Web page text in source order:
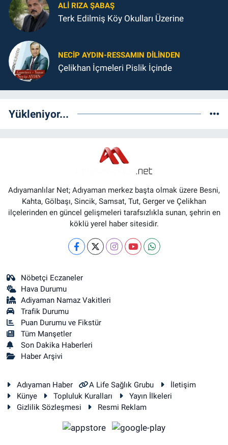
ALI RIZA ŞABAŞ
Terk Edilmiş Köy Okulları Üzerine
NECIP AYDIN-RESSAMIN DILINDEN
Çelikhan İçmeleri Pislik İçinde
Yükleniyor...
Adıyamanlılar Net; Adıyaman merkez başta olmak üzere Besni,
Kahta, Gölbaşı, Sincik, Samsat, Tut, Gerger ve Çelikhan
ilçelerinden en güncel gelişmeleri tarafsızlıkla sunan, şehrin en
köklü yerel haber sitesidir.
Nöbetçi Eczaneler
Hava Durumu
Adiyaman Namaz Vakitleri
Trafik Durumu
Puan Durumu ve Fikstür
Tüm Manşetler
Son Dakika Haberleri
Haber Arşivi
Adıyaman Haber A Life Sağlık Grubu
İletişim
Künye
Topluluk Kuralları
Yayın İlkeleri
Gizlilik Sözleşmesi
Resmi Reklam